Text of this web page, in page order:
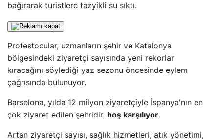
bağırarak turistlere tazyikli su sıktı.
Protestocular, uzmanların şehir ve Katalonya
bölgesindeki ziyaretçi sayısında yeni rekorlar
kıracağını söylediği yaz sezonu öncesinde eylem
çağrısında bulunuyor.
Barselona, ​​​​yılda 12 milyon ziyaretçiyle İspanya'nın en
çok ziyaret edilen şehridir. hoş karşılıyor.
Artan ziyaretçi sayısı, sağlık hizmetleri, atık yönetimi,